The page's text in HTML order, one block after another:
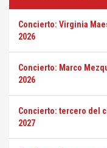
Concierto: Virginia
2026
Concierto: Marco
2026
Concierto: tercero del
2027